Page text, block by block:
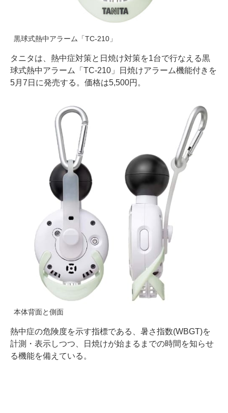
黒球式熱中アラーム「TC-210」
タニタは、熱中症対策と日焼け対策を1台で行なえる黒
球式熱中アラーム「TC-210」日焼けアラーム機能付きを
5月7日に発売する。価格は5,500円。
本体背面と側面
熱中症の危険度を示す指標である、暑さ指数(WBGT)を
計測・表示しつつ、日焼けが始まるまでの時間を知らせ
る機能を備えている。